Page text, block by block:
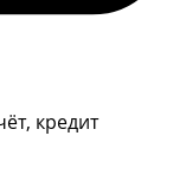
кредит